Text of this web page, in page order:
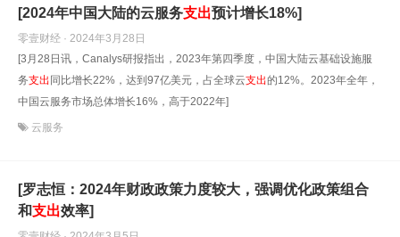
[2024年中国大陆的云服务支出预计增长18%]
零壹财经 · 2024年3月28日
[3月28日讯，Canalys研报指出，2023年第四季度，中国大陆云基础设施服
务支出同比增长22%，达到97亿美元，占全球云支出的12%。2023年全年，
中国云服务市场总体增长16%，高于2022年]
云服务
[罗志恒：2024年财政政策力度较大，强调优化政策组合
和支出效率]